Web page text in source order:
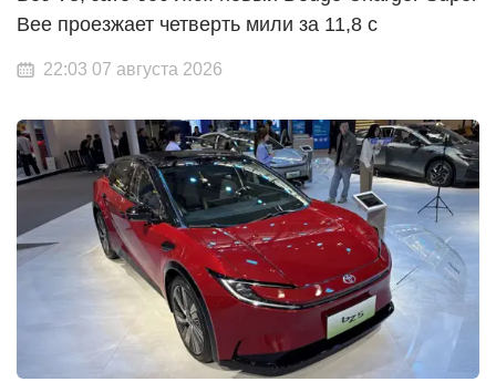
Bee проезжает четверть мили за 11,8 с
22:03 07 августа 2026